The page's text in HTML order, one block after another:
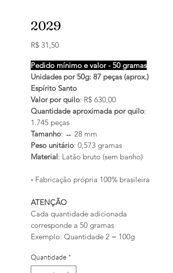
2029
R$ 31,50Preço
Pedido mínimo e valor - 50 gramas
Unidades por 50g: 87 peças (aprox.)
Espírito Santo
Valor por quilo: R$ 630,00
Quantidade aproximada por quilo:
1.745 peças
Tamanho: ↔ 28 mm
Peso unitário: 0,573 gramas
Material: Latão bruto (sem banho)
◦ Fabricação própria 100% brasileira
ATENÇÃO
Cada quantidade adicionada
corresponde a 50 gramas
Exemplo: Quantidade 2 = 100g
Quantidade *